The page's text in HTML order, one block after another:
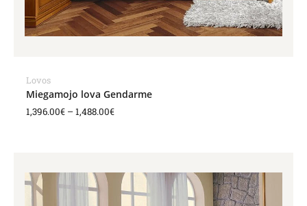
Lovos
Miegamojo lova Gendarme
1,396.00€ –1,488.00€
1,616.00€
through